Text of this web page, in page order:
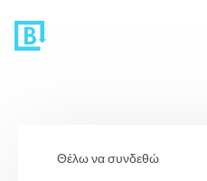
Θέλω να συνδεθώ